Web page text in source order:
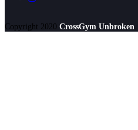
Copyright 2020 CrossGym Unbroken